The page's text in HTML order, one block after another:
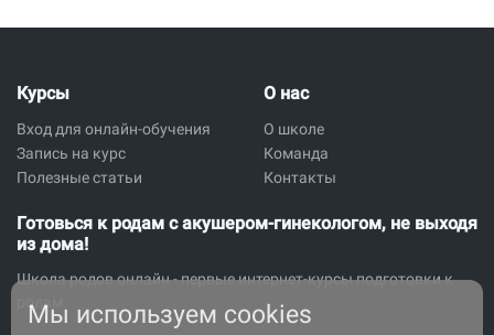
Курсы
Вход для онлайн-обучения
Запись на курс
Полезные статьи
О нас
О школе
Команда
Контакты
Готовься к родам с акушером-гинекологом, не выходя
из дома!
Школа родов онлайн - первые интернет-курсы подготовки к
родам.
Мы используем cookies